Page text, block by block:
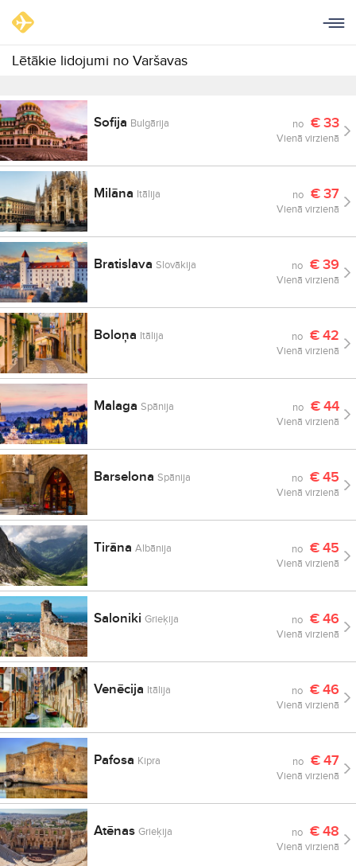
Lētākie lidojumi no Varšavas
Sofija Bulgārija no €33
Vienā virzienā
Milāna Itālija no €37
Vienā virzienā
BratislavaSlovākija no €39
Vienā virzienā
Boloņa Itālija no €42
Vienā virzienā
MalagaSpānija no €44
Vienā virzienā
BarselonaSpānija no €45
Vienā virzienā
TirānaAlbānija no €45
Vienā virzienā
SalonikiGrieķija no €46
Vienā virzienā
Venēcija Itālija no €46
Vienā virzienā
Pafosa Kipra no €47
Vienā virzienā
AtēnasGrieķija no €48
Vienā virzienā